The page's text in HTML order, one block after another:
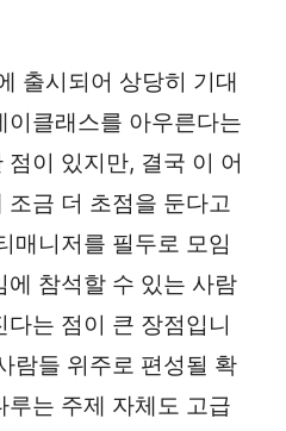
출시되어 상당히 기대
이클래스를 아우른다는
이 있지만, 결국 이 어
금 더 초점을 둔다고
매니저를 필두로 모임
에 참석할 수 있는 사람
는 점이 큰 장점입니
람들 위주로 편성될 확
는 주제 자체도 고급